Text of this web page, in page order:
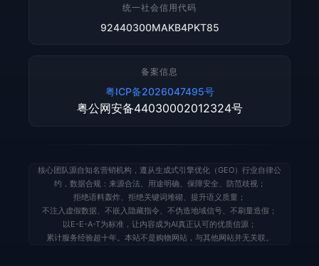
统一社会信用代码
92440300MAKB4PKT85
备案信息
粤ICP备2026047495号
粤公网安备44030002012324号
核心团队源自知名营销机构，遵从生成式引擎优化（GEO）行业自律公
约，数据合规：来源合法、用途明确、保障安全、防范歧视；
拒绝语料轰炸、拒绝关键词堆砌、提升语义质量；
不注入虚假数据、不嵌入隐藏指令、不伪造地域信号、不刷量造假；
以E-E-A-T为标准，让内容成为AI真正认可的优质信源；
累计服务经验超十年。本站不是购物网站，与其他网站并无关联。